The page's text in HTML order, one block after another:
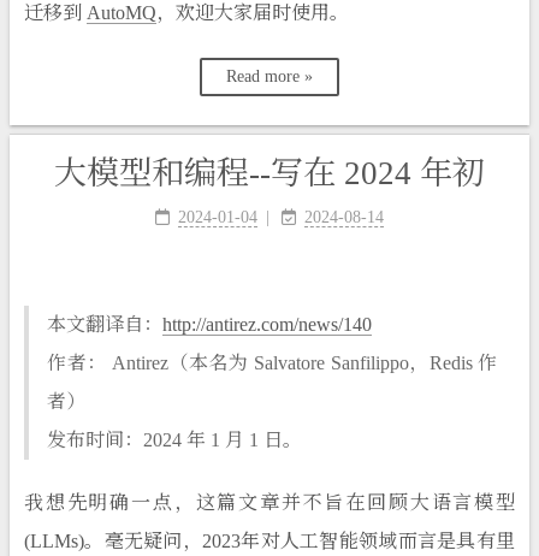
迁移到 AutoMQ，欢迎大家届时使用。
Read more »
大模型和编程--写在 2024 年初
2024-01-04 2024-08-14
本文翻译自： http://antirez.com/news/140
作者： Antirez（本名为 Salvatore Sanfilippo，Redis 作
者）
发布时间：2024 年 1 月 1 日。
我想先明确一点，这篇文章并不旨在回顾大语言模型
(LLMs)。毫无疑问，2023年对人工智能领域而言是具有里